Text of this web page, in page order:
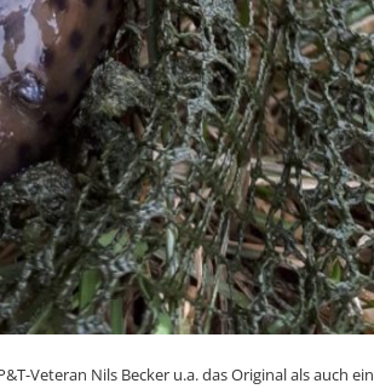
Veteran Nils Becker u.a. das Original als auch ein